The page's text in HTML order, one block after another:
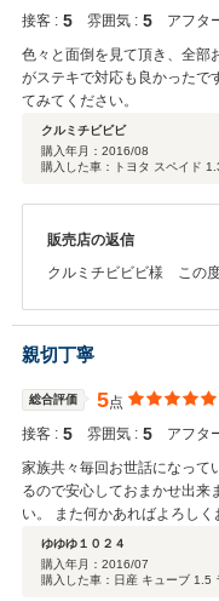
接客 : 5 雰囲気 : 5 アフタ
色々と面倒を見て頂き、全部
がステキで対応も良かったで
てみてください。
クルミチビビビ
購入年月： 2016/08
購入した車：トヨタ スペイド
販売店の返信
クルミチビビビ様 この
います。１７インチAW
クルミチビビビ様なので
いつでも、お気軽にオイ
す。これからも全社的に
よう チャンス従業員一同
宜しくお願い致します
親切丁寧
総合評価 5点
接客 : 5 雰囲気 : 5 アフタ
家族共々毎回お世話になって
るので安心しておまかせ出来
い。 また何かあればよろしく
ゆゆゆ１０２４
購入年月： 2016/07
購入した車：日産 キューブ 1.5